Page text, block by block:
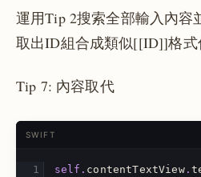
運用Tip 2搜索全部輸入內容
取出ID組合成類似[[ID]]格式
Tip 7: 內容取代
SWIFT
self . contentTextView.